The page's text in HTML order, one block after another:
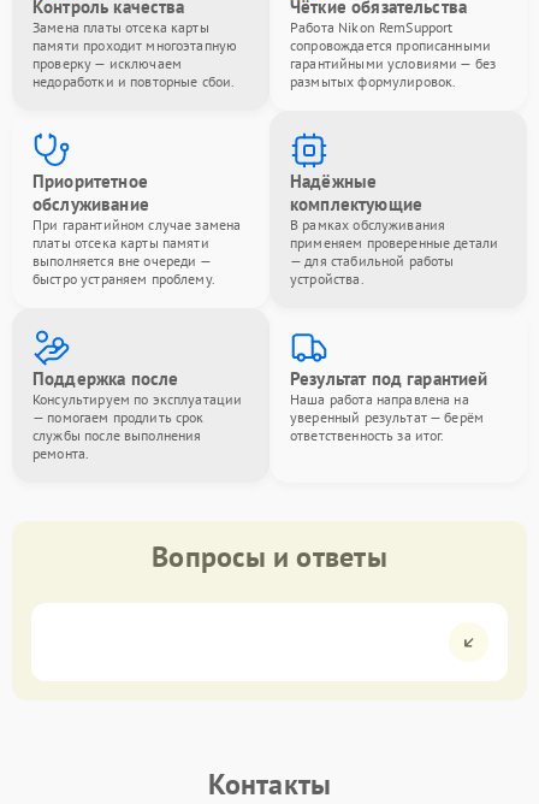
Контроль качества
Замена платы отсека карты
памяти проходит многоэтапную
проверку — исключаем
недоработки и повторные сбои.
Чёткие обязательства
Работа Nikon RemSupport
сопровождается прописанными
гарантийными условиями — без
размытых формулировок.
Приоритетное
обслуживание
При гарантийном случае замена
платы отсека карты памяти
выполняется вне очереди —
быстро устраняем проблему.
Надёжные
комплектующие
В рамках обслуживания
применяем проверенные детали
— для стабильной работы
устройства.
Поддержка после
Консультируем по эксплуатации
— помогаем продлить срок
службы после выполнения
ремонта.
Результат под гарантией
Наша работа направлена на
уверенный результат — берём
ответственность за итог.
Вопросы и ответы
Контакты